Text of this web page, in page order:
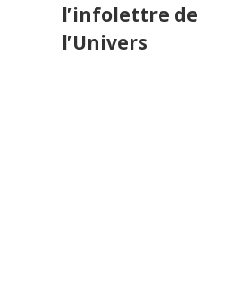
l’infolettre de
l’Univers